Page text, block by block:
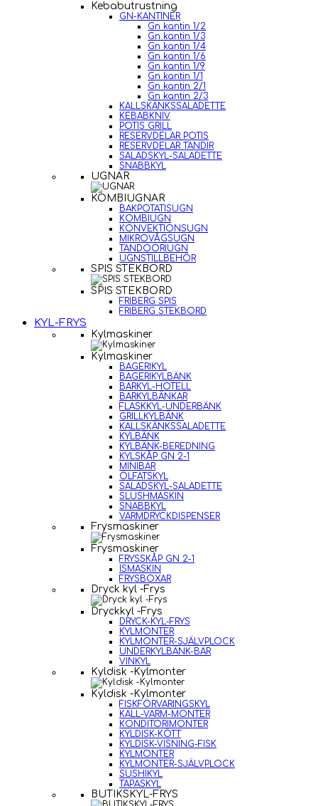
Kebabutrustning
GN-KANTINER
Gn kantin 1/2
Gn kantin 1/3
Gn kantin 1/4
Gn kantin 1/6
Gn kantin 1/9
Gn kantin 1/1
Gn kantin 2/1
Gn kantin 2/3
KALLSKÄNKSSALADETTE
KEBABKNIV
POTIS GRILL
RESERVDELAR POTIS
RESERVDELAR TANDIR
SALADSKYL-SALADETTE
SNABBKYL
UGNAR
KOMBIUGNAR
BAKPOTATISUGN
KOMBIUGN
KONVEKTIONSUGN
MIKROVÅGSUGN
TANDOORIUGN
UGNSTILLBEHÖR
SPIS STEKBORD
SPIS STEKBORD
FRIBERG SPIS
FRIBERG STEKBORD
KYL-FRYS
Kylmaskiner
Kylmaskiner
BAGERIKYL
BAGERIKYLBÄNK
BARKYL-HOTELL
BARKYLBÄNKAR
FLASKKYL-UNDERBÄNK
GRILLKYLBÄNK
KALLSKÄNKSSALADETTE
KYLBÄNK
KYLBÄNK-BEREDNING
KYLSKÅP GN 2-1
MINIBAR
ÖLFATSKYL
SALADSKYL-SALADETTE
SLUSHMASKIN
SNABBKYL
VARMDRYCKDISPENSER
Frysmaskiner
Frysmaskiner
FRYSSKÅP GN 2-1
ISMASKIN
FRYSBOXAR
Dryck kyl -Frys
Dryckkyl -Frys
DRYCK-KYL-FRYS
KYLMONTER
KYLMONTER-SJÄLVPLOCK
UNDERKYLBÄNK-BAR
VINKYL
Kyldisk -Kylmonter
Kyldisk -Kylmonter
FISKFÖRVARINGSKYL
KALL-VARM-MONTER
KONDITORIMONTER
KYLDISK-KÖTT
KYLDISK-VISNING-FISK
KYLMONTER
KYLMONTER-SJÄLVPLOCK
SUSHIKYL
TAPASKYL
BUTIKSKYL-FRYS